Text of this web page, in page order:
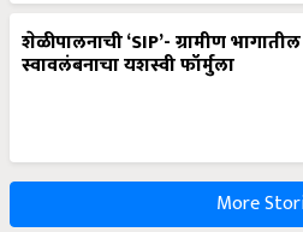
शेळीपालनाची ‘SIP’- ग्रामीण
स्वावलंबनाचा यशस्वी फॉर्मुला
More